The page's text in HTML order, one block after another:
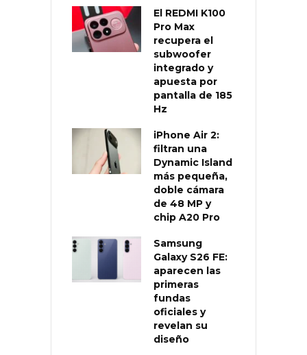
El REDMI K100
Pro Max
recupera el
subwoofer
integrado y
apuesta por
pantalla de 185
Hz
iPhone Air 2:
filtran una
Dynamic Island
más pequeña,
doble cámara
de 48 MP y
chip A20 Pro
Samsung
Galaxy S26 FE:
aparecen las
primeras
fundas
oficiales y
revelan su
diseño